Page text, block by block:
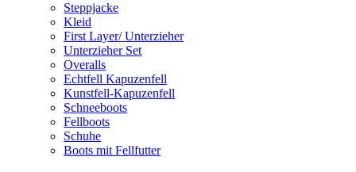
Steppjacke
Kleid
First Layer/ Unterzieher
Unterzieher Set
Overalls
Echtfell Kapuzenfell
Kunstfell-Kapuzenfell
Schneeboots
Fellboots
Schuhe
Boots mit Fellfutter